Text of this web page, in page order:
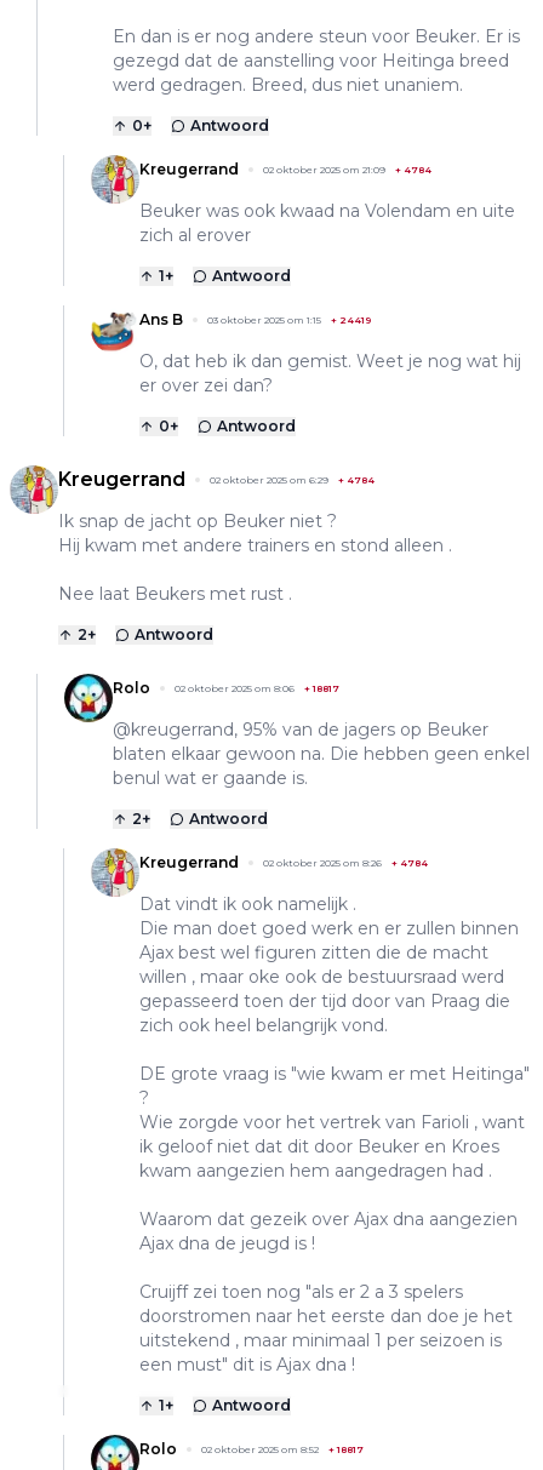
En dan is er nog andere steun voor Beuker. Er is
gezegd dat de aanstelling voor Heitinga breed
werd gedragen. Breed, dus niet unaniem.
0+ Antwoord
Kreugerrand 02 oktober 2025 om 21:09 + 4784
Beuker was ook kwaad na Volendam en uite
zich al erover
1+ Antwoord
Ans B 03 oktober 2025 om 1:15 + 24419
O, dat heb ik dan gemist. Weet je nog wat hij
er over zei dan?
0+ Antwoord
Kreugerrand 02 oktober 2025 om 6:29 + 4784
Ik snap de jacht op Beuker niet ?
Hij kwam met andere trainers en stond alleen .
Nee laat Beukers met rust .
2+ Antwoord
Rolo 02 oktober 2025 om 8:06 +18817
@kreugerrand, 95% van de jagers op Beuker
blaten elkaar gewoon na. Die hebben geen enkel
benul wat er gaande is.
2+ Antwoord
Kreugerrand 02 oktober 2025 om 8:26 + 4784
Dat vindt ik ook namelijk .
Die man doet goed werk en er zullen binnen
Ajax best wel figuren zitten die de macht
willen , maar oke ook de bestuursraad werd
gepasseerd toen der tijd door van Praag die
zich ook heel belangrijk vond.
DE grote vraag is "wie kwam er met Heitinga"
?
Wie zorgde voor het vertrek van Farioli , want
ik geloof niet dat dit door Beuker en Kroes
kwam aangezien hem aangedragen had .
Waarom dat gezeik over Ajax dna aangezien
Ajax dna de jeugd is !
Cruijff zei toen nog "als er 2 a 3 spelers
doorstromen naar het eerste dan doe je het
uitstekend , maar minimaal 1 per seizoen is
een must" dit is Ajax dna !
1+ Antwoord
Rolo 02 oktober 2025 om 8:52 +18817